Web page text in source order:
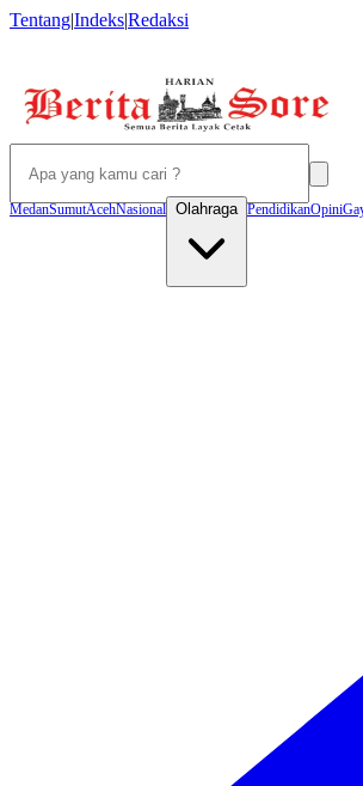
Tentang|Indeks|Redaksi
MedanSumutAcehNasional Olahraga PendidikanOpini